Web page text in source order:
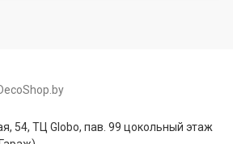
54, ТЦ Globo, пав. 99 цокольный этаж